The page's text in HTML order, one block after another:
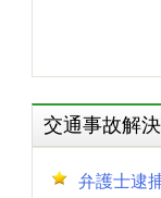
交通事故解
弁護士逮